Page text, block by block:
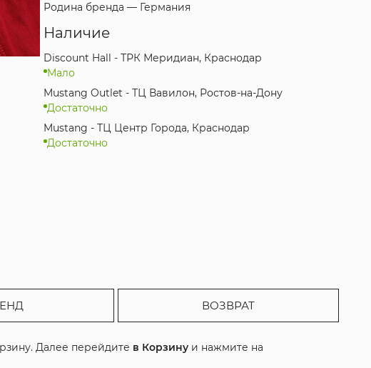
Родина бренда — Германия
Наличие
Discount Hall - ТРК Меридиан, Краснодар
Мало
Mustang Outlet - ТЦ Вавилон, Ростов-на-Дону
Достаточно
Mustang - ТЦ Центр Города, Краснодар
Достаточно
ВОЗВРАТ
Далее перейдите в Корзину и нажмите на